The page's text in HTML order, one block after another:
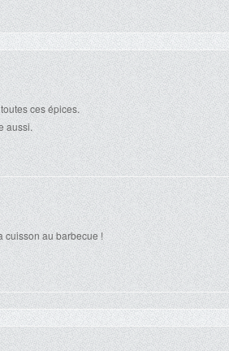
ces épices.
aussi.
cuisson au barbecue !